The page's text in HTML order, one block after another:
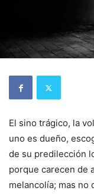
El sino trágico, la
uno es dueño,
de su predilección
porque carecen de
melancolía; mas no